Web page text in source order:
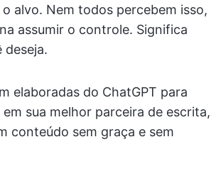
alvo. Nem todos percebem isso,
assumir o controle. Significa
deseja.
elaboradas do ChatGPT para
sua melhor parceira de escrita,
conteúdo sem graça e sem